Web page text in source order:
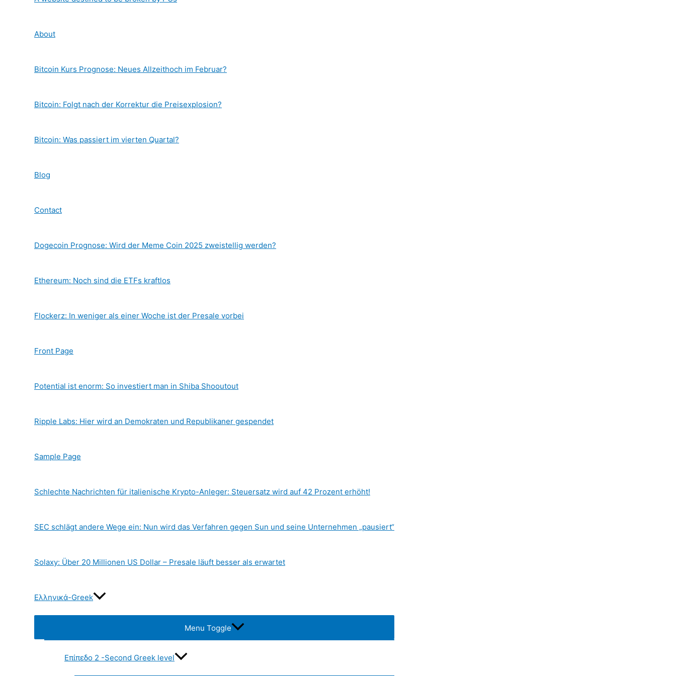
About
Bitcoin Kurs Prognose: Neues Allzeithoch im Februar?
Bitcoin: Folgt nach der Korrektur die Preisexplosion?
Bitcoin: Was passiert im vierten Quartal?
Blog
Contact
Dogecoin Prognose: Wird der Meme Coin 2025 zweistellig werden?
Ethereum: Noch sind die ETFs kraftlos
Flockerz: In weniger als einer Woche ist der Presale vorbei
Front Page
Potential ist enorm: So investiert man in Shiba Shooutout
Ripple Labs: Hier wird an Demokraten und Republikaner gespendet
Sample Page
Schlechte Nachrichten für italienische Krypto-Anleger: Steuersatz wird auf 42 Prozent erhöht!
SEC schlägt andere Wege ein: Nun wird das Verfahren gegen Sun und seine Unternehmen „pausiert“
Solaxy: Über 20 Millionen US Dollar – Presale läuft besser als erwartet
Ελληνικά-Greek
Menu Toggle
Επίπεδο 2 -Second Greek level